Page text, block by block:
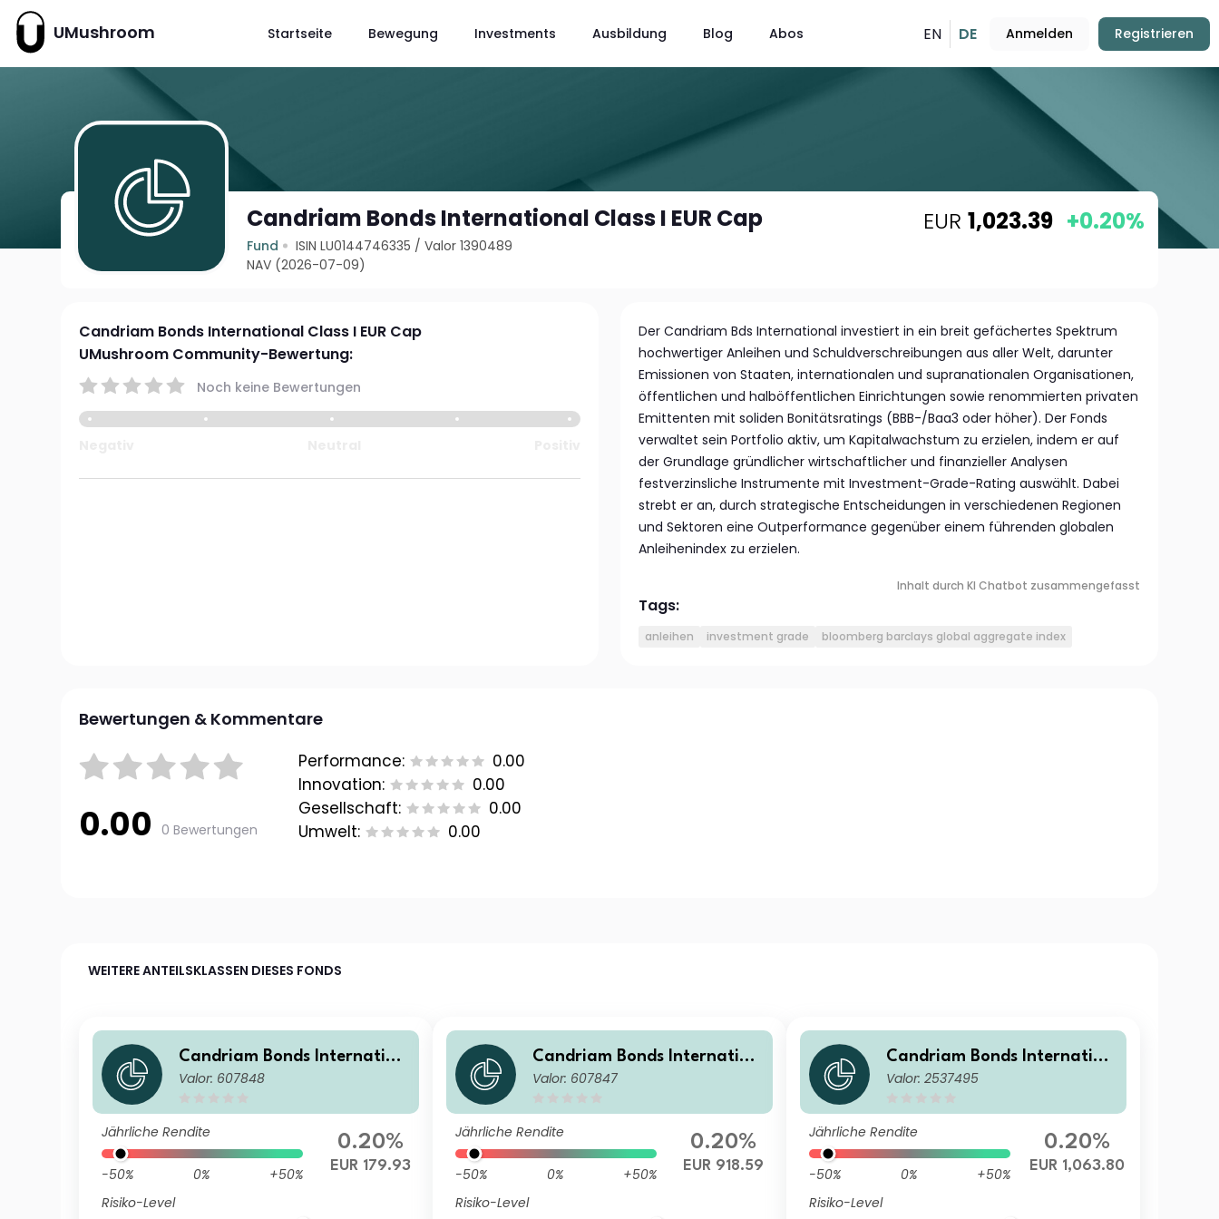
UMushroom Startseite Bewegung Investments Ausbildung Blog Abos EN DE Anmelden Registrieren
Candriam Bonds International Class I EUR Cap
Fund ISIN LU0144746335 /Valor 1390489
NAV (2026-07-09)
EUR 1,023.39 +0.20%
Candriam Bonds International Class I EUR Cap
UMushroom Community-Bewertung:
Noch keine Bewertungen
Der Candriam Bds International investiert in ein breit gefächertes Spektrum
hochwertiger Anleihen und Schuldverschreibungen aus aller Welt, darunter
Emissionen von Staaten, internationalen und supranationalen Organisationen,
öffentlichen und halböffentlichen Einrichtungen sowie renommierten privaten
Emittenten mit soliden Bonitätsratings (BBB-/Baa3 oder höher). Der Fonds
verwaltet sein Portfolio aktiv, um Kapitalwachstum zu erzielen, indem er auf
der Grundlage gründlicher wirtschaftlicher und finanzieller Analysen
festverzinsliche Instrumente mit Investment-Grade-Rating auswählt. Dabei
strebt er an, durch strategische Entscheidungen in verschiedenen Regionen
und Sektoren eine Outperformance gegenüber einem führenden globalen
Anleihenindex zu erzielen.
Inhalt durch KI Chatbot zusammengefasst
Tags:
anleihen investment grade bloomberg barclays global aggregate index
Bewertungen & Kommentare
0.00 0 Bewertungen
Performance:
0.00
Innovation:
0.00
Gesellschaft:
0.00
Umwelt:
0.00
WEITERE ANTEILSKLASSEN DIESES FONDS
Candriam Bonds Internation
al Class C EUR Dis
Valor: 607848
Jährliche Rendite
-50% 0%
+50%
Risiko-Level
0.20%
EUR 179.93
Candriam Bonds Internation
al Class C EUR Cap
Valor: 607847
Jährliche Rendite
-50% 0%
+50%
Risiko-Level
0.20%
EUR 918.59
Candriam Bonds Internation
al Class Z EUR Cap
Valor: 2537495
Jährliche Rendite
-50% 0%
+50%
Risiko-Level
0.20%
EUR 1,063.80